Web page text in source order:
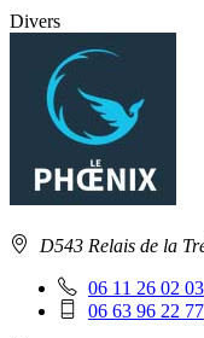
Divers
AdresseD543 Relais de la
Téléphone
fixe
06 11 26 02 03
Téléphone
06 63 96 22 77